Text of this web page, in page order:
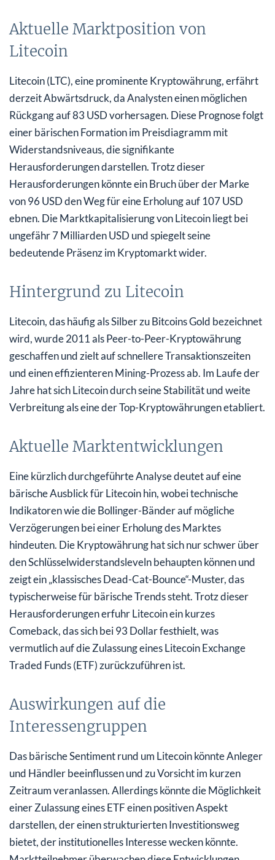
Aktuelle Marktposition von
Litecoin
Litecoin (LTC), eine prominente Kryptowährung, erfährt
derzeit Abwärtsdruck, da Analysten einen möglichen
Rückgang auf 83 USD vorhersagen. Diese Prognose folgt
einer bärischen Formation im Preisdiagramm mit
Widerstandsniveaus, die signifikante
Herausforderungen darstellen. Trotz dieser
Herausforderungen könnte ein Bruch über der Marke
von 96 USD den Weg für eine Erholung auf 107 USD
ebnen. Die Marktkapitalisierung von Litecoin liegt bei
ungefähr 7 Milliarden USD und spiegelt seine
bedeutende Präsenz im Kryptomarkt wider.
Hintergrund zu Litecoin
Litecoin, das häufig als Silber zu Bitcoins Gold bezeichnet
wird, wurde 2011 als Peer-to-Peer-Kryptowährung
geschaffen und zielt auf schnellere Transaktionszeiten
und einen effizienteren Mining-Prozess ab. Im Laufe der
Jahre hat sich Litecoin durch seine Stabilität und weite
Verbreitung als eine der Top-Kryptowährungen etabliert.
Aktuelle Marktentwicklungen
Eine kürzlich durchgeführte Analyse deutet auf eine
bärische Ausblick für Litecoin hin, wobei technische
Indikatoren wie die Bollinger-Bänder auf mögliche
Verzögerungen bei einer Erholung des Marktes
hindeuten. Die Kryptowährung hat sich nur schwer über
den Schlüsselwiderstandsleveln behaupten können und
zeigt ein „klassisches Dead-Cat-Bounce“-Muster, das
typischerweise für bärische Trends steht. Trotz dieser
Herausforderungen erfuhr Litecoin ein kurzes
Comeback, das sich bei 93 Dollar festhielt, was
vermutlich auf die Zulassung eines Litecoin Exchange
Traded Funds (ETF) zurückzuführen ist.
Auswirkungen auf die
Interessengruppen
Das bärische Sentiment rund um Litecoin könnte Anleger
und Händler beeinflussen und zu Vorsicht im kurzen
Zeitraum veranlassen. Allerdings könnte die Möglichkeit
einer Zulassung eines ETF einen positiven Aspekt
darstellen, der einen strukturierten Investitionsweg
bietet, der institutionelles Interesse wecken könnte.